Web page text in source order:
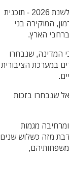
שני בני נוער מ־נתניה נמנים השנה עם מקבלי "אות רמון" היוקרתי לשנת 2026 - תוכנית
המוקירה בני
ברחבי הארץ.
בני נוער מכל רחבי המדינה, שנבחרו
במערכת הציבורית
שנבחרו בזכות
מגמות
מזה כשלוש שנים
משפחותיהם,